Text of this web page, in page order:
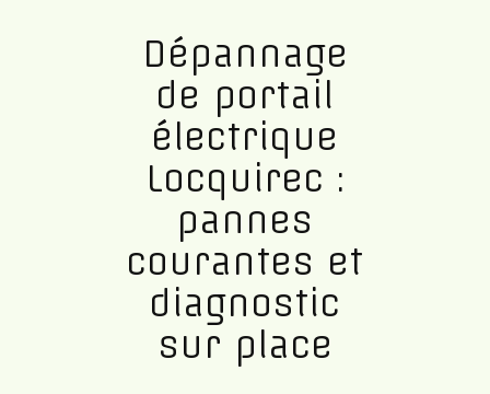
Dépannage
de portail
électrique
Locquirec :
pannes
courantes et
diagnostic
sur place